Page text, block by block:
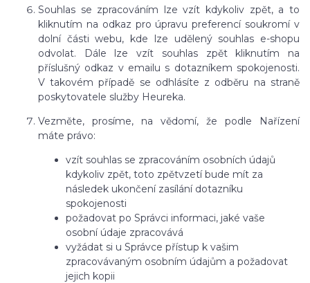
Souhlas se zpracováním lze vzít kdykoliv zpět, a to
kliknutím na odkaz pro úpravu preferencí soukromí v
dolní části webu, kde lze udělený souhlas e-shopu
odvolat. Dále lze vzít souhlas zpět kliknutím na
příslušný odkaz v emailu s dotazníkem spokojenosti.
V takovém případě se odhlásíte z odběru na straně
poskytovatele služby Heureka.
Vezměte, prosíme, na vědomí, že podle Nařízení
máte právo:
vzít souhlas se zpracováním osobních údajů
kdykoliv zpět, toto zpětvzetí bude mít za
následek ukončení zasílání dotazníku
spokojenosti
požadovat po Správci informaci, jaké vaše
osobní údaje zpracovává
vyžádat si u Správce přístup k vašim
zpracovávaným osobním údajům a požadovat
jejich kopii